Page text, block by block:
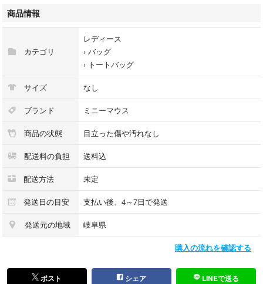
商品情報
カテゴリ
レディース
› バッグ
› トートバッグ
サイズ なし
ブランド ミニーマウス
商品の状態 目立った傷や汚れなし
配送料の負担 送料込
配送方法 未定
発送日の目安 支払い後、4～7日で発送
発送元の地域 岐阜県
購入の流れを確認する
ポスト シェア LINEで送る